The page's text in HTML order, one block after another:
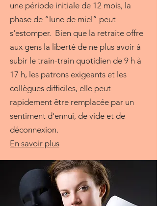
une période initiale de 12 mois, la
phase de “lune de miel” peut
s'estomper. Bien que la retraite offre
aux gens la liberté de ne plus avoir à
subir le train-train quotidien de 9 h à
17 h, les patrons exigeants et les
collègues difficiles, elle peut
rapidement être remplacée par un
sentiment d'ennui, de vide et de
déconnexion.
En savoir plus